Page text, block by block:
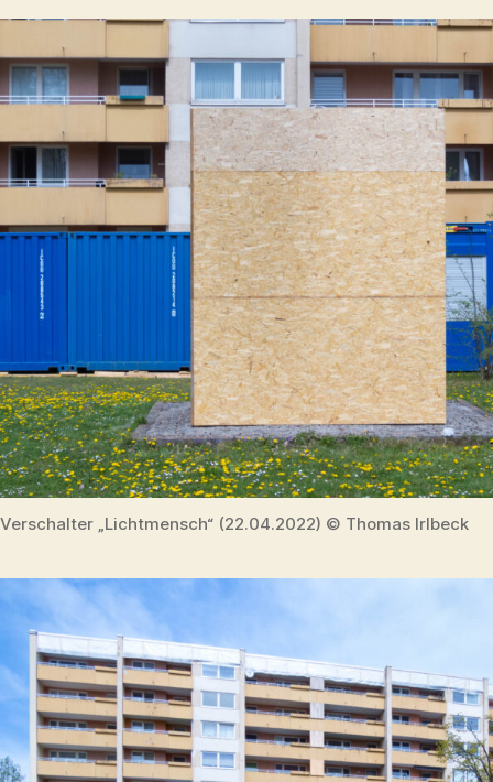
Verschalter „Lichtmensch“ (22.04.2022) © Thomas Irlbeck